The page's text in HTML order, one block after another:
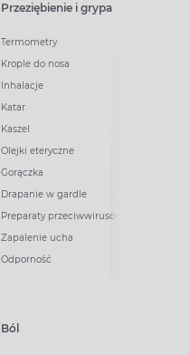
Przeziębienie i grypa
Termometry
Krople do nosa
Inhalacje
Katar
Kaszel
Olejki eteryczne
Gorączka
Drapanie w gardle
Preparaty przeciwwirusowe
Zapalenie ucha
Odporność
Ból